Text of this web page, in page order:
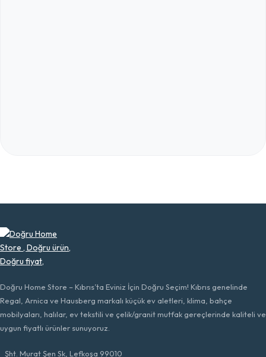
Doğru Home Store – Kıbrıs’ta Eviniz İçin Doğru Seçim! Kıbrıs genelinde
Regal, Arnica ve Hausberg markalı küçük ev aletleri, klima, bahçe
mobilyaları, halılar, ev tekstili ve çelik/granit mutfak gereçlerinde kaliteli ve
uygun fiyatlı ürünler sunuyoruz.
Şht. Murat Şen Sk, Lefkoşa 99010